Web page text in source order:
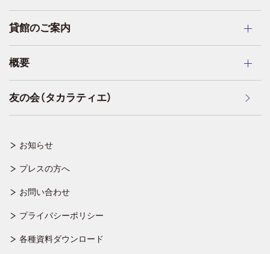
お知らせ
プレスの方へ
お問い合わせ
プライバシーポリシー
各種資料ダウンロード
貸館のご案内
概要
友の会（タカラティエ）